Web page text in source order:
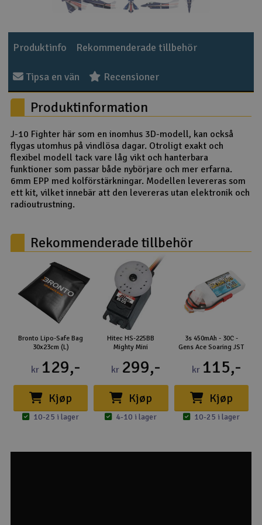
Radioutrustning
Raketer
Scooter & elfordon
Smarthem, lek och hobby
Solenergi
Verktyg, utrustning och tillbehör
Produktinfo Rekommenderade tillbehör
Tipsa en vän Recensioner
Produktinformation
J-10 Fighter här som en inomhus 3D-modell, kan också
flygas utomhus på vindlösa dagar. Otroligt exakt och
flexibel modell tack vare låg vikt och hanterbara
funktioner som passar både nybörjare och mer erfarna.
6mm EPP med kolförstärkningar. Modellen levereras som
ett kit, vilket innebär att den levereras utan elektronik och
radioutrustning.
Rekommenderade tillbehör
Bronto Lipo-Safe Bag
30x23cm (L)
kr 129,-
Kjøp
10-25 i lager
Hitec HS-225BB
Mighty Mini
kr 299,-
Kjøp
4-10 i lager
3s 450mAh - 30C -
Gens Ace Soaring JST
kr 115,-
Kjøp
10-25 i lager